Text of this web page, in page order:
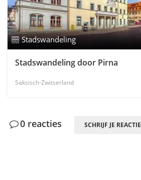
Stadswandeling
Stadswandeling door Pirna
Saksisch-Zwitserland
0 reacties SCHRIJF JE REACTIE